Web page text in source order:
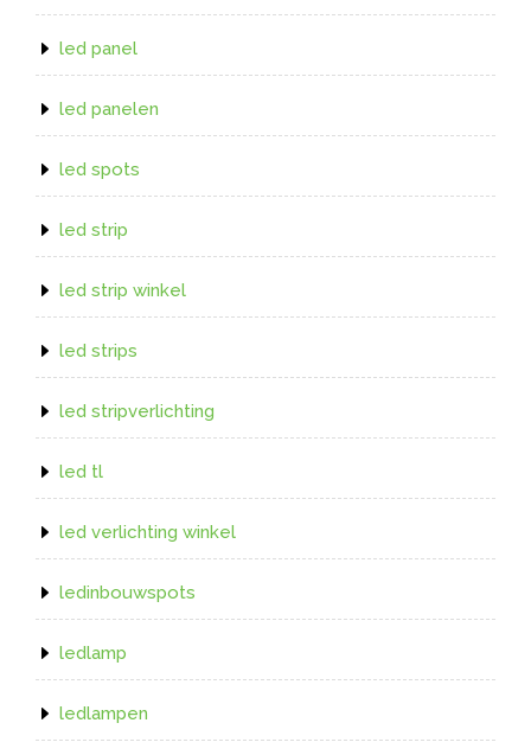
led panel
led panelen
led spots
led strip
led strip winkel
led strips
led stripverlichting
led tl
led verlichting winkel
ledinbouwspots
ledlamp
ledlampen